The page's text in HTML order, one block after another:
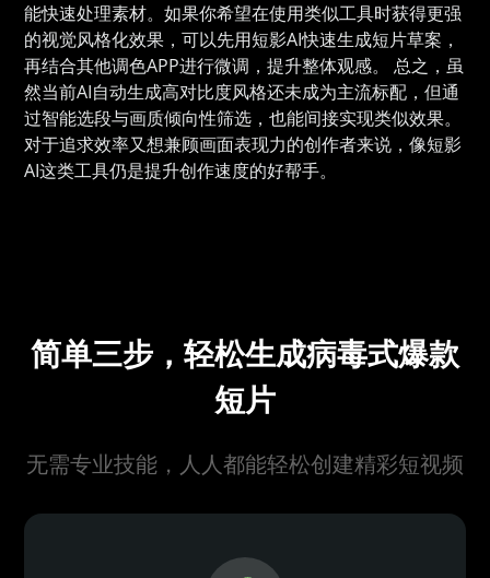
能快速处理素材。如果你希望在使用类似工具时获得更强
的视觉风格化效果，可以先用短影AI快速生成短片草案，
再结合其他调色APP进行微调，提升整体观感。 总之，虽
然当前AI自动生成高对比度风格还未成为主流标配，但通
过智能选段与画质倾向性筛选，也能间接实现类似效果。
对于追求效率又想兼顾画面表现力的创作者来说，像短影
AI这类工具仍是提升创作速度的好帮手。
简单三步，轻松生成病毒式爆款
短片
无需专业技能，人人都能轻松创建精彩短视频